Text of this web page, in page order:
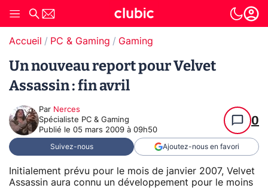
Accueil PC & Gaming Gaming
Un nouveau report pour Velvet
Assassin : fin avril
Par Nerces
Spécialiste PC & Gaming
Publié le 05 mars 2009 à 09h50
0
Suivez-nous Ajoutez-nous en favori
Initialement prévu pour le mois de janvier 2007, Velvet
Assassin aura connu un développement pour le moins